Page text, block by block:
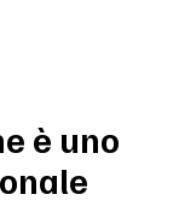
è uno